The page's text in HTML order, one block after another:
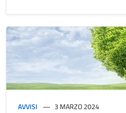
AVVISI 3 MARZO 2024